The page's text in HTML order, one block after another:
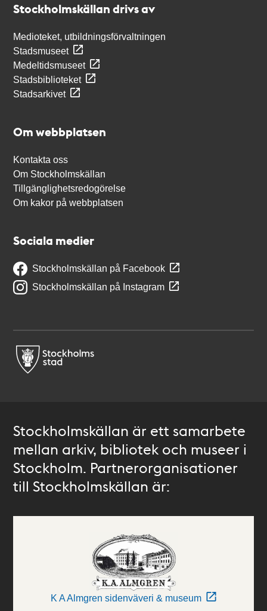
Stockholmskällan drivs av
Medioteket, utbildningsförvaltningen
Stadsmuseet
Medeltidsmuseet
Stadsbiblioteket
Stadsarkivet
Om webbplatsen
Kontakta oss
Om Stockholmskällan
Tillgänglighetsredogörelse
Om kakor på webbplatsen
Sociala medier
Stockholmskällan på Facebook
Stockholmskällan på Instagram
Stockholmskällan är ett samarbete
mellan arkiv, bibliotek och museer i
Stockholm. Partnerorganisationer
till Stockholmskällan är:
K A Almgren sidenväveri & museum